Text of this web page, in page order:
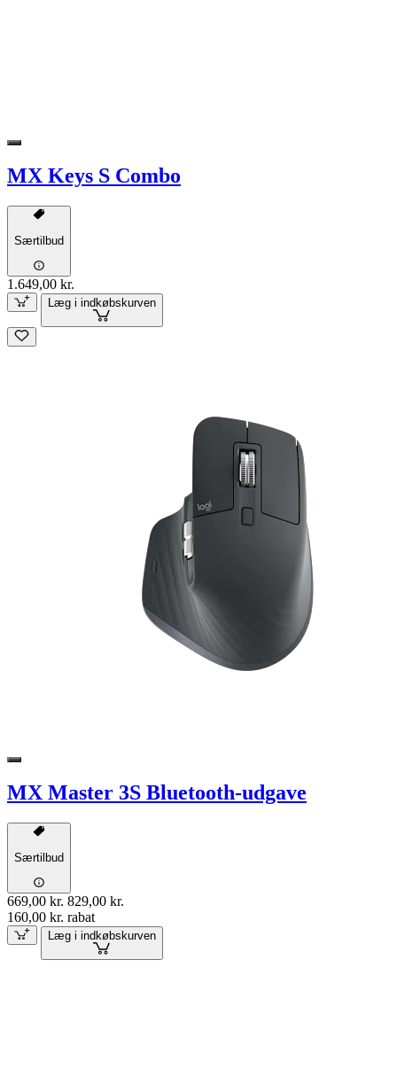
MX Keys S Combo
Særtilbud
1.649,00 kr.
Læg i indkøbskurven
MX Master 3S Bluetooth-udgave
Særtilbud
669,00 kr. 829,00 kr.
160,00 kr. rabat
Læg i indkøbskurven